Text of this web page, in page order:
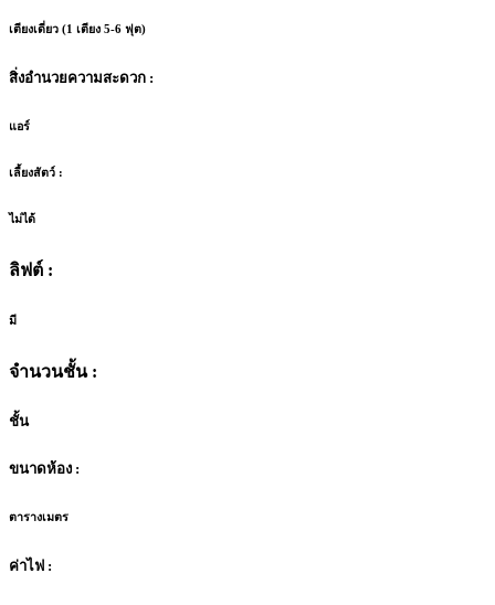
เตียงเดี่ยว (1 เตียง 5-6 ฟุต)
สิ่งอำนวยความสะดวก :
แอร์
เลี้ยงสัตว์ :
ไม่ได้
ลิฟต์ :
มี
จำนวนชั้น :
ชั้น
ขนาดห้อง :
ตารางเมตร
ค่าไฟ :